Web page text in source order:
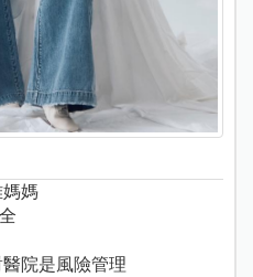
媽
院是風險管理